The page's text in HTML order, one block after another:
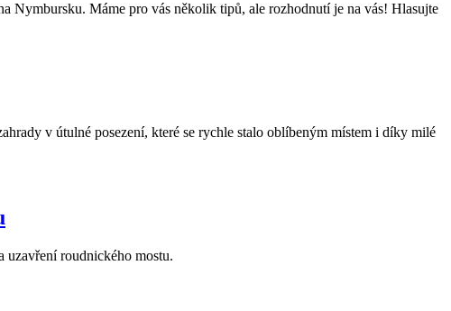
Nymbursku. Máme pro vás několik tipů, ale rozhodnutí je na vás! Hlasujte
v útulné posezení, které se rychle stalo oblíbeným místem i díky milé
roudnického mostu.